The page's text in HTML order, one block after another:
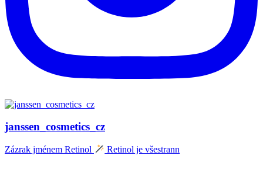
janssen_cosmetics_cz
Zázrak jménem Retinol Retinol je všestrann